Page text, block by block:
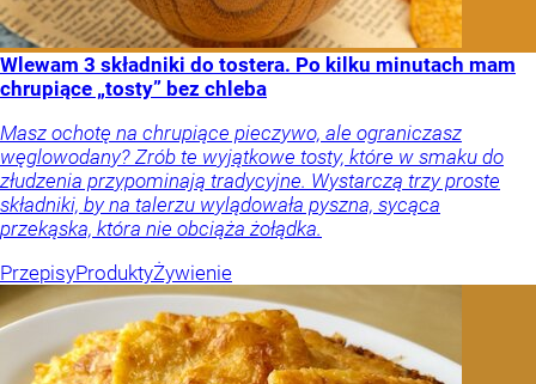
Wlewam 3 składniki do tostera. Po kilku minutach mam
chrupiące „tosty” bez chleba
Masz ochotę na chrupiące pieczywo, ale ograniczasz
węglowodany? Zrób te wyjątkowe tosty, które w smaku do
złudzenia przypominają tradycyjne. Wystarczą trzy proste
składniki, by na talerzu wylądowała pyszna, sycąca
przekąska, która nie obciąża żołądka.
PrzepisyProduktyŻywienie